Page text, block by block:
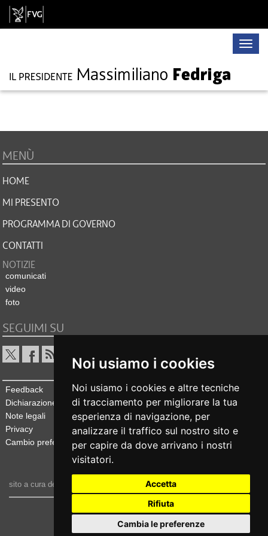
Noi usiamo i cookies
Noi usiamo i cookies e altre tecniche
di tracciamento per migliorare la tua
esperienza di navigazione, per
analizzare il traffico sul nostro sito e
per capire da dove arrivano i nostri
visitatori.
Accetta
Rifiuta
Cambia le preferenze
Toggle
MENÙ
HOME
MI PRESENTO
PROGRAMMA DI GOVERNO
CONTATTI
NOTIZIE
comunicati
video
foto
SEGUIMI SU
Feedback
Dichiarazione di accessibilità
Note legali
Privacy
Cambio preferenze cookie
sito a cura dell' Ufficio stampa e comunicazione
realizzato da